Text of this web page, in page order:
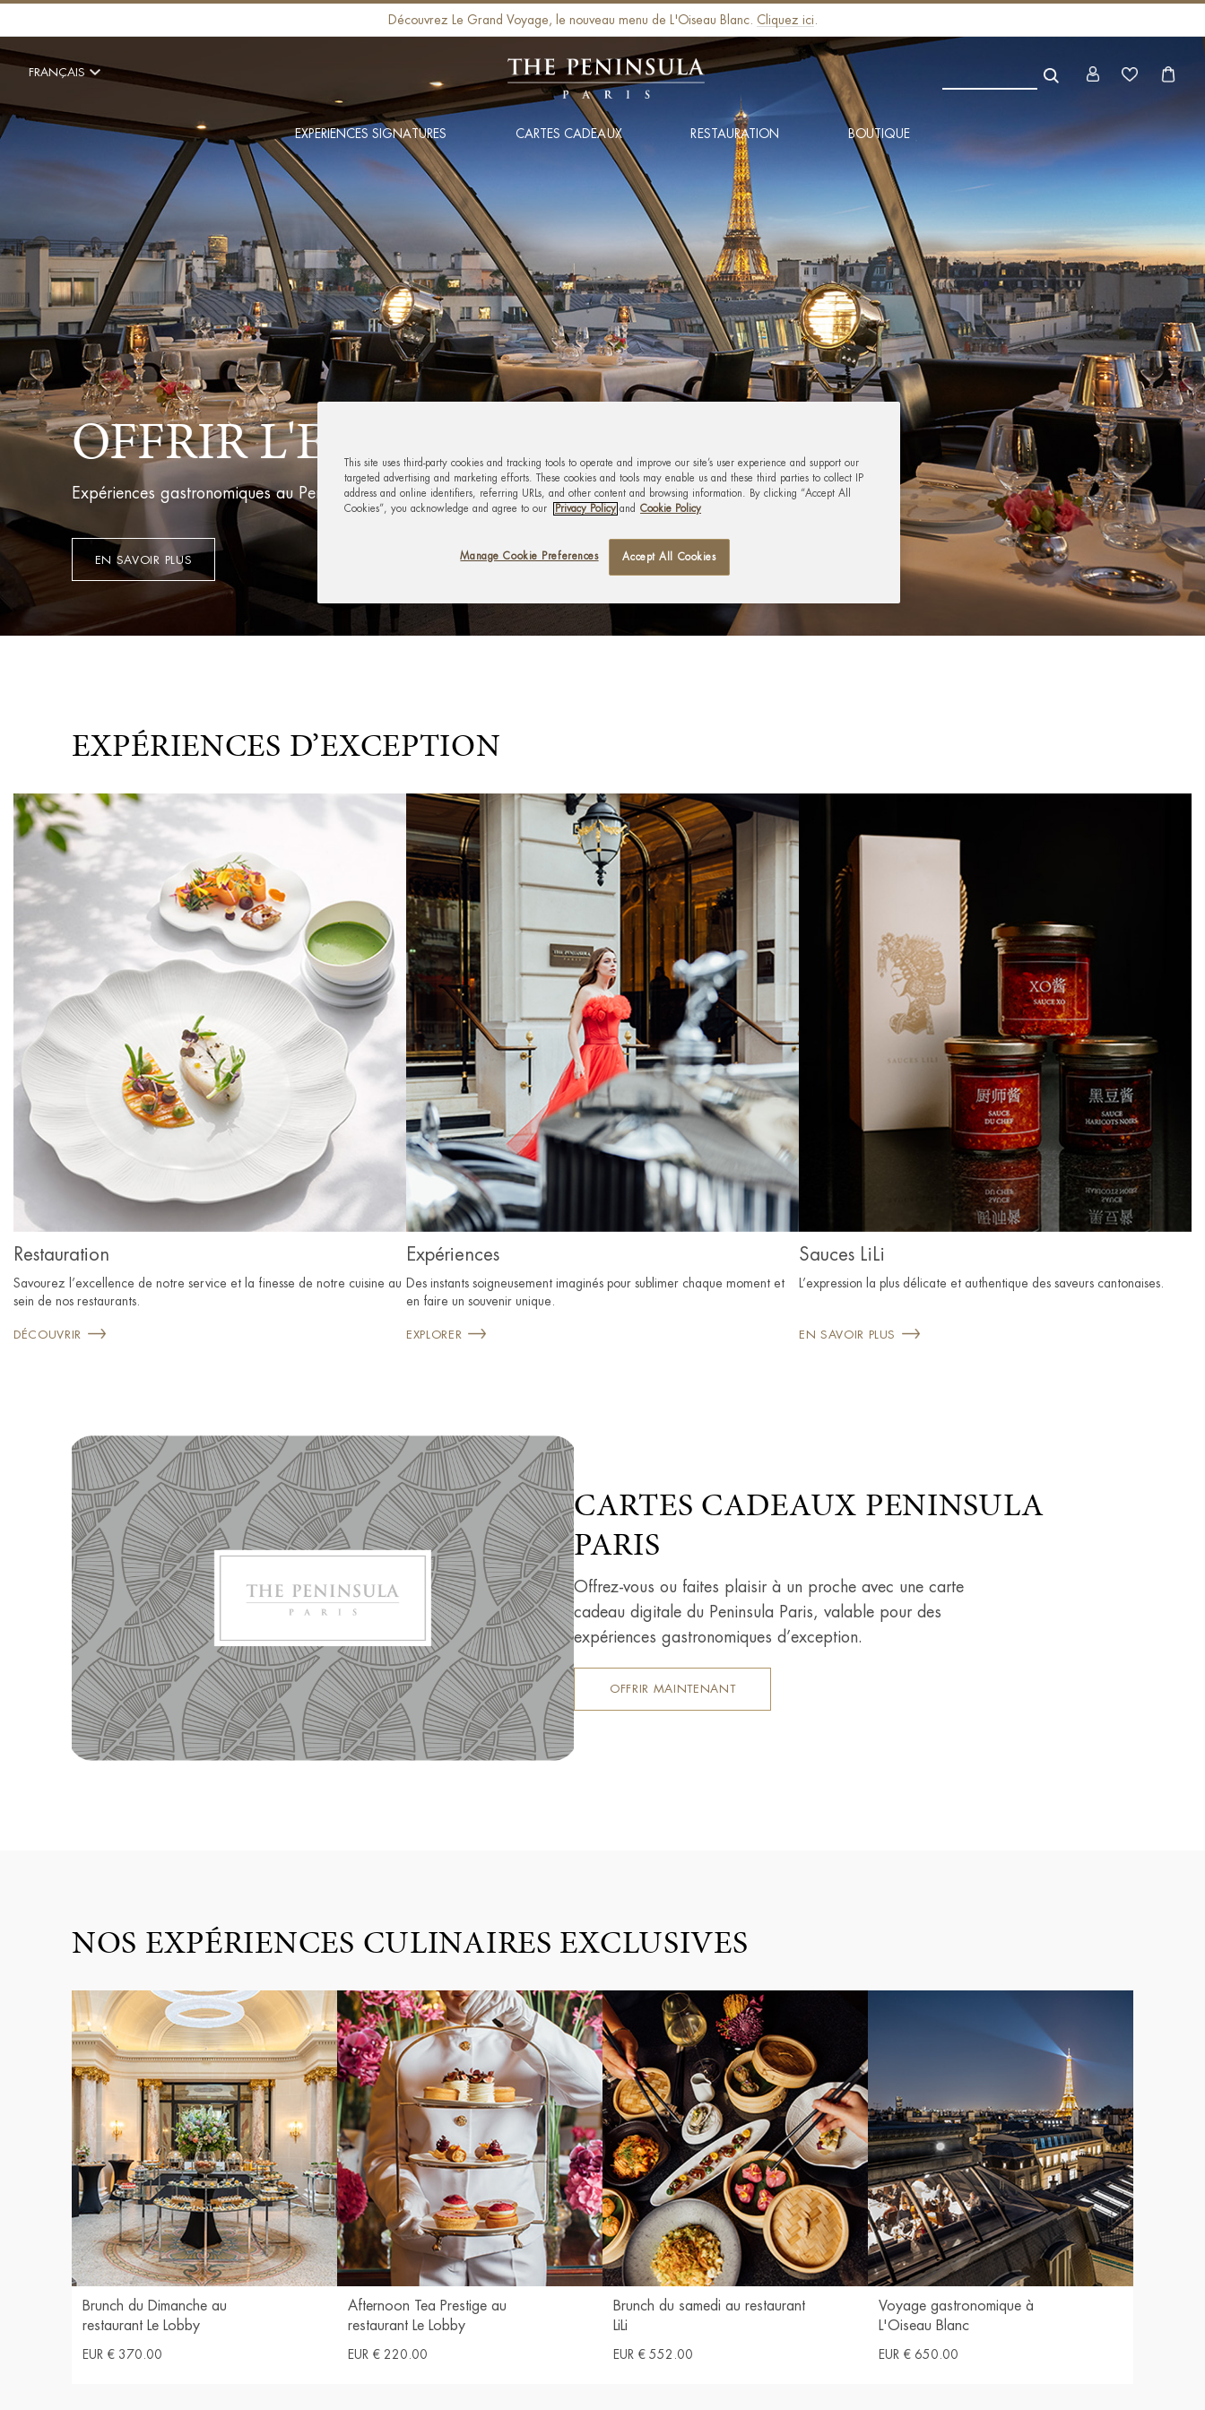
Découvrez Le Grand Voyage, le nouveau menu de L'Oiseau Blanc. Cliquez ici
FRANÇAIS
EXPERIENCES SIGNATURES CARTES CADEAUX RESTAURATION BOUTIQUE
OFFRIR L'EXCELLENCE
Expériences gastronomiques au Peninsula Paris
EN SAVOIR PLUS
EXPÉRIENCES D’EXCEPTION
Restauration
Savourez l’excellence de notre service et la finesse de notre cuisine au
sein de nos restaurants.
DÉCOUVRIR
Expériences
Des instants soigneusement imaginés pour sublimer chaque moment et
en faire un souvenir unique.
EXPLORER
Sauces LiLi
L’expression la plus délicate et authentique des saveurs cantonaises.
EN SAVOIR PLUS
CARTES CADEAUX PENINSULA
PARIS
Offrez-vous ou faites plaisir à un proche avec une carte
cadeau digitale du Peninsula Paris, valable pour des
expériences gastronomiques d’exception.
OFFRIR MAINTENANT
NOS EXPÉRIENCES CULINAIRES EXCLUSIVES
Brunch du Dimanche au
restaurant Le Lobby
EUR € 370.00
Afternoon Tea Prestige au
restaurant Le Lobby
EUR € 220.00
Brunch du samedi au restaurant
LiLi
EUR € 552.00
Voyage gastronomique à
L'Oiseau Blanc
EUR € 650.00
This site uses third-party cookies and tracking tools to operate and improve our site’s user experience and support our
targeted advertising and marketing efforts. These cookies and tools may enable us and these third parties to collect IP
address and online identifiers, referring URLs, and other content and browsing information. By clicking “Accept All
Cookies”, you acknowledge and agree to our
Privacy Policy and Cookie Policy
Manage Cookie Preferences Accept All Cookies